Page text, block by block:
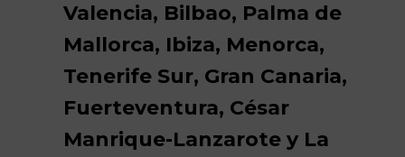
Valencia, Bilbao, Palma de
Mallorca, Ibiza, Menorca,
Tenerife Sur, Gran Canaria,
Fuerteventura, César
Manrique-Lanzarote y La